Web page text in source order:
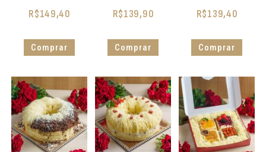
R$149,40
Comprar
R$139,90
Comprar
R$139,40
Comprar